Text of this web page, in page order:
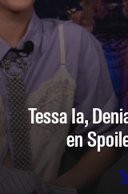
Tessa Ia,
en